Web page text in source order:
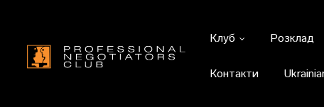
Клуб Розклад
Контакти